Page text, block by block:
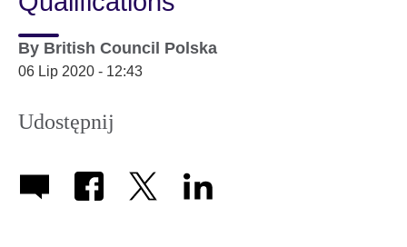
By British Council Polska
06 Lip 2020 - 12:43
Udostępnij